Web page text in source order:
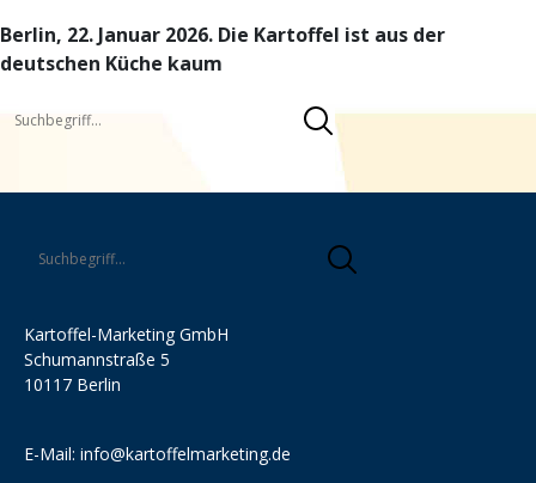
Berlin, 22. Januar 2026. Die Kartoffel ist aus der
deutschen Küche kaum
Kartoffel-Marketing GmbH
Schumannstraße 5
10117 Berlin
E-Mail: info@kartoffelmarketing.de